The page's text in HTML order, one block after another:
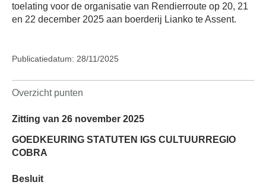
toelating voor de organisatie van Rendierroute op 20, 21
en 22 december 2025 aan boerderij Lianko te Assent.
Publicatiedatum: 28/11/2025
Overzicht punten
Zitting van 26 november 2025
GOEDKEURING STATUTEN IGS CULTUURREGIO
COBRA
Besluit